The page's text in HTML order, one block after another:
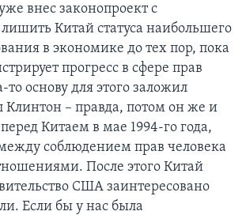
внес законопроект с
Китай статуса наибольшего
в экономике до тех пор, пока
прогресс в сфере прав
то основу для этого заложил
Клинтон – правда, потом он же и
Китаем в мае 1994-го года,
соблюдением прав человека
После этого Китай
США заинтересовано
Если бы у нас была